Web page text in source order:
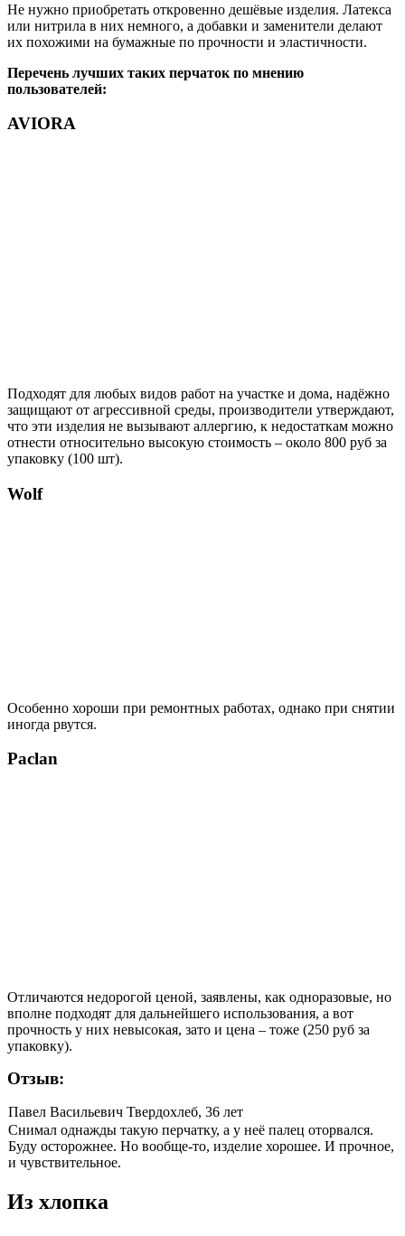
Не нужно приобретать откровенно дешёвые изделия. Латекса
или нитрила в них немного, а добавки и заменители делают
их похожими на бумажные по прочности и эластичности.
Перечень лучших таких перчаток по мнению
пользователей:
AVIORA
Подходят для любых видов работ на участке и дома, надёжно
защищают от агрессивной среды, производители утверждают,
что эти изделия не вызывают аллергию, к недостаткам можно
отнести относительно высокую стоимость – около 800 руб за
упаковку (100 шт).
Wolf
Особенно хороши при ремонтных работах, однако при снятии
иногда рвутся.
Paclan
Отличаются недорогой ценой, заявлены, как одноразовые, но
вполне подходят для дальнейшего использования, а вот
прочность у них невысокая, зато и цена – тоже (250 руб за
упаковку).
Отзыв:
Павел Васильевич Твердохлеб, 36 лет
Снимал однажды такую перчатку, а у неё палец оторвался.
Буду осторожнее. Но вообще-то, изделие хорошее. И прочное,
и чувствительное.
Из хлопка